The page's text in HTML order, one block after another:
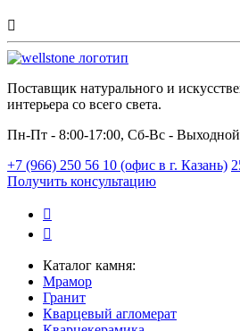
Поставщик натурального и
интерьера со всего света.
Пн-Пт - 8:00-17:00, Сб-Вс - Выходной
+7 (966) 250 56 10 (офис в г. Казань)
Получить консультацию
Каталог камня:
Мрамор
Гранит
Кварцевый агломерат